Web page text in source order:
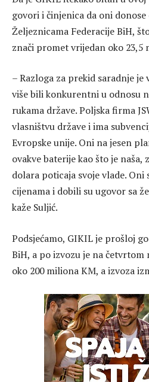
govori i činjenica da oni
Željeznicama Federacije BiH,
znači promet vrijedan oko 23,5
– Razloga za prekid saradnje je
više bili konkurentni u odnosu
rukama države. Poljska firma
vlasništvu države i ima
Evropske unije. Oni na jesen
ovakve baterije kao što je naša,
dolara poticaja svoje vlade.
cijenama i dobili su ugovor sa
kaže Suljić.
Podsjećamo, GIKIL je prošloj
BiH, a po izvozu je na četvrtom
oko 200 miliona KM, a izvoza